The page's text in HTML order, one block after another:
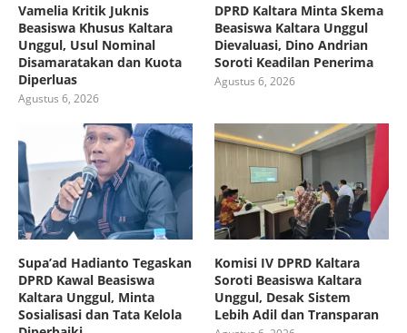
Vamelia Kritik Juknis
Beasiswa Khusus Kaltara
Unggul, Usul Nominal
Disamaratakan dan Kuota
Diperluas
Agustus 6, 2026
DPRD Kaltara Minta Skema
Beasiswa Kaltara Unggul
Dievaluasi, Dino Andrian
Soroti Keadilan Penerima
Agustus 6, 2026
Supa’ad Hadianto Tegaskan
DPRD Kawal Beasiswa
Kaltara Unggul, Minta
Sosialisasi dan Tata Kelola
Komisi IV DPRD Kaltara
Soroti Beasiswa Kaltara
Unggul, Desak Sistem
Lebih Adil dan Transparan